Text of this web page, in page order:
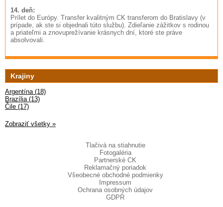
14. deň:
Prílet do Európy. Transfer kvalitným CK transferom do Bratislavy (v
prípade, ak ste si objednali túto službu). Zdieľanie zážitkov s rodinou
a priateľmi a znovuprežívanie krásnych dní, ktoré ste práve
absolvovali.
Krajiny
Argentína (18)
Brazília (13)
Čile (17)
Zobraziť všetky »
Tlačivá na stiahnutie
Fotogaléria
Partnerské CK
Reklamačný poriadok
Všeobecné obchodné podmienky
Impressum
Ochrana osobných údajov
GDPR